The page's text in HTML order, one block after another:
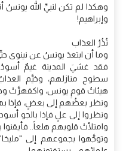
وهكذا لم تكن لنبيِّ الله يونسُ
وإبراهيم!
نُذُرُ العذاب
وما أن ابتعدَ يونسُ عن نينوى
فقد غشيَ المدينة غيمٌ
سطوح منازلهم، وخيَّم
هيئاتُ قومِ يونس، واكفهرَّتْ
ونظر بعضُهم إلى بعضٍ، فإذا
ونظروا إلى علٍ فإذا بالجو
وامتلأتْ قلوبهم هلعاً.. فأيقنوا
وتوجَّهوا بجموعهم إلى